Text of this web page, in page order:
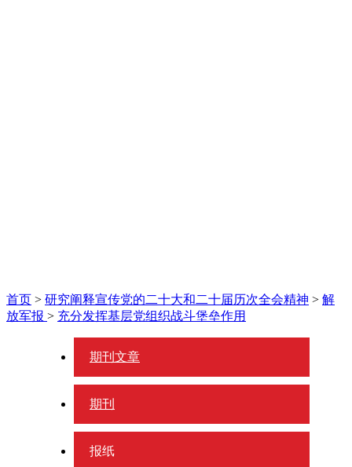
首页 > 研究阐释宣传党的二十大和二十届历次全会精神 > 解
放军报 > 充分发挥基层党组织战斗堡垒作用
期刊文章
期刊
报纸